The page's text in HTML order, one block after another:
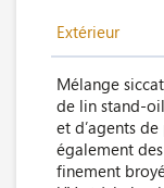
Extérieur
Mélange
de lin stand-
et d’agents
également
finement